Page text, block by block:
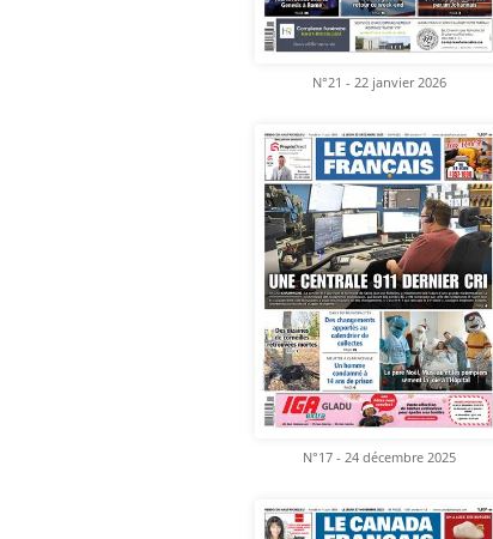
N°21 - 22 janvier 2026
N°17 - 24 décembre 2025